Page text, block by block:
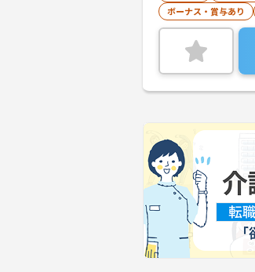
ボーナス・賞与あり